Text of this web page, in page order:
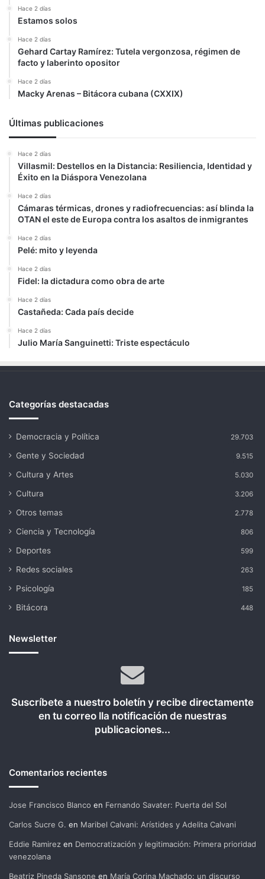
Hace 2 días
Estamos solos
Hace 2 días
Gehard Cartay Ramírez: Tutela vergonzosa, régimen de
facto y laberinto opositor
Hace 2 días
Macky Arenas – Bitácora cubana (CXXIX)
Últimas publicaciones
Hace 2 días
Villasmil: Destellos en la Distancia: Resiliencia, Identidad y
Éxito en la Diáspora Venezolana
Hace 2 días
Cámaras térmicas, drones y radiofrecuencias: así blinda la
OTAN el este de Europa contra los asaltos de inmigrantes
Hace 2 días
Pelé: mito y leyenda
Hace 2 días
Fidel: la dictadura como obra de arte
Hace 2 días
Castañeda: Cada país decide
Hace 2 días
Julio María Sanguinetti: Triste espectáculo
Categorías destacadas
Democracia y Política 29.703
Gente y Sociedad 9.515
Cultura y Artes 5.030
Cultura 3.206
Otros temas 2.778
Ciencia y Tecnología 806
Deportes 599
Redes sociales 263
Psicología 185
Bitácora 448
Newsletter
Suscríbete a nuestro boletín y recibe directamente
en tu correo lla notificación de nuestras
publicaciones...
Comentarios recientes
Jose Francisco Blanco en Fernando Savater: Puerta del Sol
Carlos Sucre G. en Maribel Calvani: Arístides y Adelita Calvani
Eddie Ramirez en Democratización y legitimación: Primera prioridad
venezolana
Beatriz Pineda Sansone en María Corina Machado: un discurso